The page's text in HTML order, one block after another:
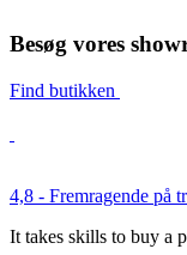
Besøg vores
Find butikken
4,8 - Fremragende på
It takes skills to buy a